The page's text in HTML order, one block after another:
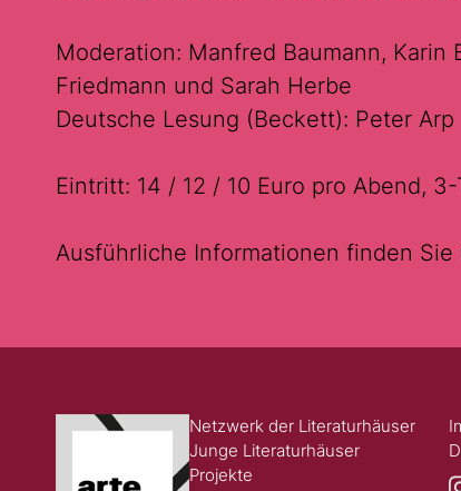
Moderation: Manfred Baumann, Karin
Friedmann und Sarah Herbe
Deutsche Lesung (Beckett): Peter Arp
Eintritt: 14 / 12 / 10 Euro pro Abend,
Ausführliche Informationen finden Sie
Netzwerk der Literaturhäuser
Junge Literaturhäuser
Projekte